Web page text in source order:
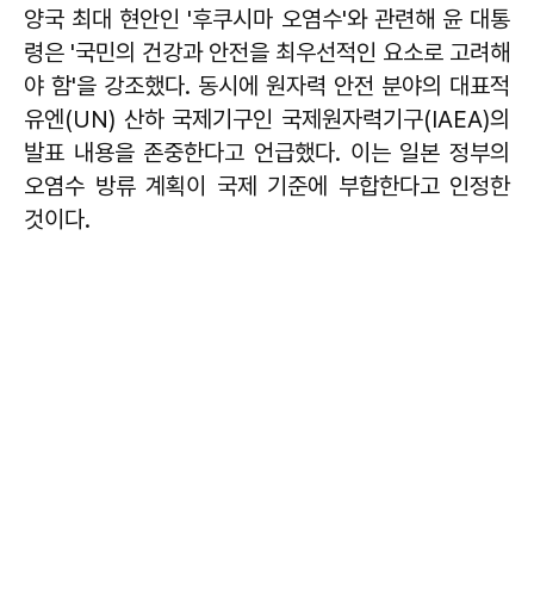
양국 최대 현안인 '후쿠시마 오염수'와 관련해 윤 대통
령은 '국민의 건강과 안전을 최우선적인 요소로 고려해
야 함'을 강조했다. 동시에 원자력 안전 분야의 대표적
유엔(UN) 산하 국제기구인 국제원자력기구(IAEA)의
발표 내용을 존중한다고 언급했다. 이는 일본 정부의
오염수 방류 계획이 국제 기준에 부합한다고 인정한
것이다.